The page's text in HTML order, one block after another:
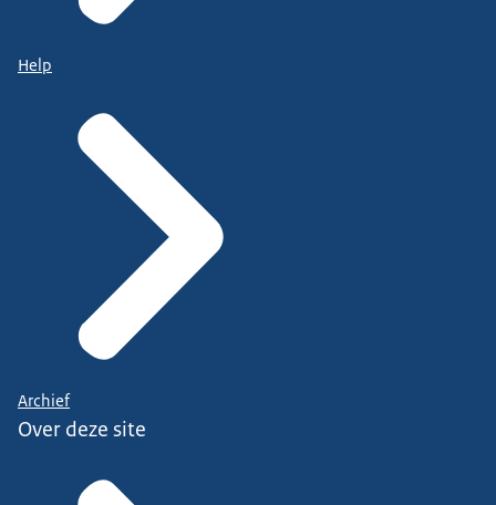
Help
Archief
Over deze site